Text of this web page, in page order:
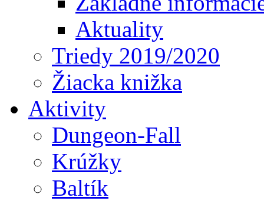
Aktuality
Triedy 2019/2020
Žiacka knižka
Aktivity
Dungeon-Fall
Krúžky
Baltík